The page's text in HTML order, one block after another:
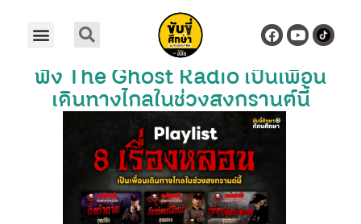
ฟัง The Ghost Radio เป็นเพื่อน
เดินทางไกลในช่วงสงกรานต์นี้